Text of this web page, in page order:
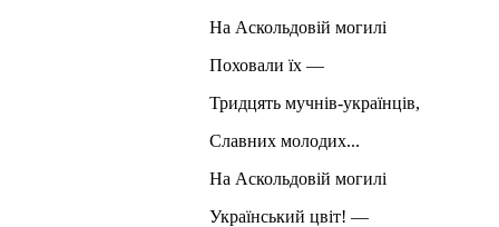
На Аскольдовій могилі
Поховали їх —
Тридцять мучнів-українців,
Славних молодих...
На Аскольдовій могилі
Український цвіт! —